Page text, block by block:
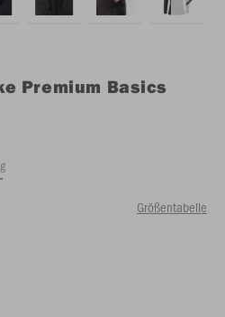
Premium Basics
Größentabelle